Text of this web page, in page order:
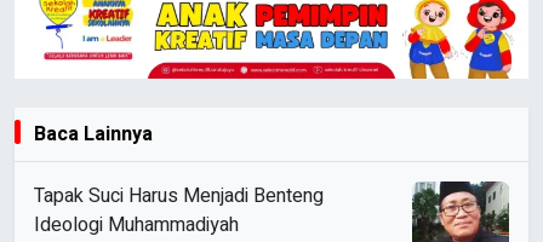
Baca Lainnya
Tapak Suci Harus Menjadi Benteng
Ideologi Muhammadiyah